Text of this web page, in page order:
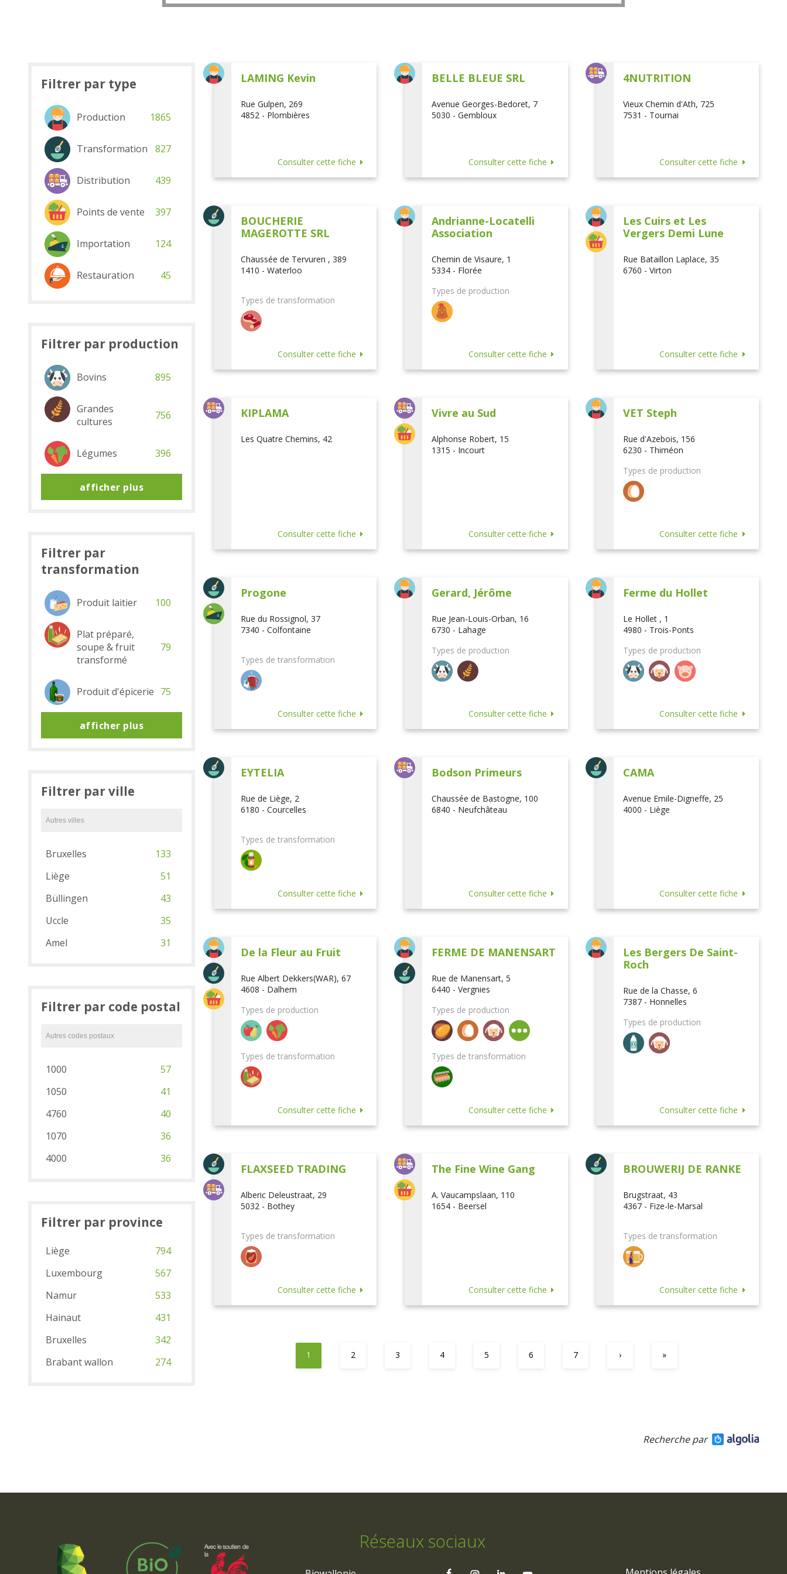
LAMING Kevin
Rue Gulpen, 269
4852 - Plombières
Consulter cette fiche
BELLE BLEUE SRL
Avenue Georges-Bedoret, 7
5030 - Gembloux
Consulter cette fiche
4NUTRITION
Vieux Chemin d'Ath, 725
7531 - Tournai
Consulter cette fiche
BOUCHERIE
MAGEROTTE SRL
Chaussée de Tervuren , 389
1410 - Waterloo
Types de transformation
Consulter cette fiche
Andrianne-Locatelli
Association
Chemin de Visaure, 1
5334 - Florée
Types de production
Consulter cette fiche
Les Cuirs et Les
Vergers Demi Lune
Rue Bataillon Laplace, 35
6760 - Virton
Consulter cette fiche
KIPLAMA
Les Quatre Chemins, 42
Consulter cette fiche
Vivre au Sud
Alphonse Robert, 15
1315 - Incourt
Consulter cette fiche
VET Steph
Rue d'Azebois, 156
6230 - Thiméon
Types de production
Consulter cette fiche
Progone
Rue du Rossignol, 37
7340 - Colfontaine
Types de transformation
Consulter cette fiche
Gerard, Jérôme
Rue Jean-Louis-Orban, 16
6730 - Lahage
Types de production
Consulter cette fiche
Ferme du Hollet
Le Hollet , 1
4980 - Trois-Ponts
Types de production
Consulter cette fiche
EYTELIA
Rue de Liège, 2
6180 - Courcelles
Types de transformation
Consulter cette fiche
Bodson Primeurs
Chaussée de Bastogne, 100
6840 - Neufchâteau
Consulter cette fiche
CAMA
Avenue Emile-Digneffe, 25
4000 - Liège
Consulter cette fiche
De la Fleur au Fruit
Rue Albert Dekkers(WAR), 67
4608 - Dalhem
Types de production
Types de transformation
Consulter cette fiche
FERME DE MANENSART
Rue de Manensart, 5
6440 - Vergnies
Types de production
Types de transformation
Consulter cette fiche
Les Bergers De Saint-
Roch
Rue de la Chasse, 6
7387 - Honnelles
Types de production
Consulter cette fiche
FLAXSEED TRADING
Alberic Deleustraat, 29
5032 - Bothey
Types de transformation
Consulter cette fiche
The Fine Wine Gang
A. Vaucampslaan, 110
1654 - Beersel
Consulter cette fiche
BROUWERIJ DE RANKE
Brugstraat, 43
4367 - Fize-le-Marsal
Types de transformation
Consulter cette fiche
1 2 3 4 5 6 7 › »
Filtrer par type
Production 1865
Transformation 827
Distribution 439
Points de vente 397
Importation 124
Restauration 45
Filtrer par production
Bovins 895
Grandes
cultures
756
Légumes 396
afficher plus
Filtrer par
transformation
Produit laitier 100
Plat préparé,
soupe & fruit
transformé
79
Produit d'épicerie 75
afficher plus
Filtrer par ville
Bruxelles
133
Liège
51
Büllingen
43
Uccle
35
Amel
31
Filtrer par code postal
1000
57
1050
41
4760
40
1070
36
4000
36
Filtrer par province
Liège
794
Luxembourg
567
Namur
533
Hainaut
431
Bruxelles
342
Brabant wallon
274
Recherche par
Réseaux sociaux